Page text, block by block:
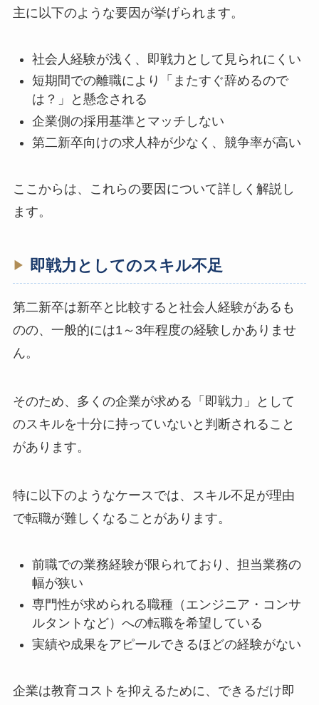
主に以下のような要因が挙げられます。
社会人経験が浅く、即戦力として見られにくい
短期間での離職により「またすぐ辞めるので
は？」と懸念される
企業側の採用基準とマッチしない
第二新卒向けの求人枠が少なく、競争率が高い
ここからは、これらの要因について詳しく解説し
ます。
即戦力としてのスキル不足
第二新卒は新卒と比較すると社会人経験があるも
のの、一般的には1～3年程度の経験しかありませ
ん。
そのため、多くの企業が求める「即戦力」として
のスキルを十分に持っていないと判断されること
があります。
特に以下のようなケースでは、スキル不足が理由
で転職が難しくなることがあります。
前職での業務経験が限られており、担当業務の
幅が狭い
専門性が求められる職種（エンジニア・コンサ
ルタントなど）への転職を希望している
実績や成果をアピールできるほどの経験がない
企業は教育コストを抑えるために、できるだけ即